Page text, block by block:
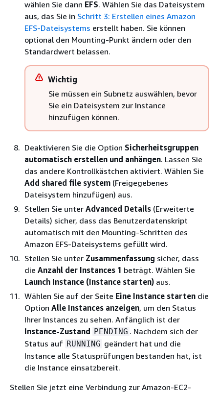
wählen Sie dann EFS. Wählen Sie das Dateisystem
aus, das Sie in Schritt 3: Erstellen eines Amazon
EFS-Dateisystems erstellt haben. Sie können
optional den Mounting-Punkt ändern oder den
Standardwert belassen.
Wichtig
Sie müssen ein Subnetz auswählen, bevor
Sie ein Dateisystem zur Instance
hinzufügen können.
Deaktivieren Sie die Option Sicherheitsgruppen
automatisch erstellen und anhängen. Lassen Sie
das andere Kontrollkästchen aktiviert. Wählen Sie
Add shared file system (Freigegebenes
Dateisystem hinzufügen) aus.
Stellen Sie unter Advanced Details (Erweiterte
Details) sicher, dass das Benutzerdatenskript
automatisch mit den Mounting-Schritten des
Amazon EFS-Dateisystems gefüllt wird.
Stellen Sie unter Zusammenfassung sicher, dass
die Anzahl der Instances 1 beträgt. Wählen Sie
Launch Instance (Instance starten) aus.
Wählen Sie auf der Seite Eine Instance starten die
Option Alle Instances anzeigen, um den Status
Ihrer Instances zu sehen. Anfänglich ist der
Instance-Zustand PENDING . Nachdem sich der
Status auf RUNNING geändert hat und die
Instance alle Statusprüfungen bestanden hat, ist
die Instance einsatzbereit.
Stellen Sie jetzt eine Verbindung zur Amazon-EC2-